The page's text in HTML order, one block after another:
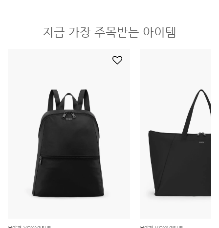
지금 가장 주목받는 아이템